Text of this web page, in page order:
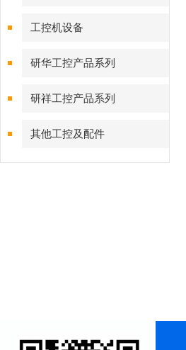
工控机设备
研华工控产品系列
研祥工控产品系列
其他工控及配件